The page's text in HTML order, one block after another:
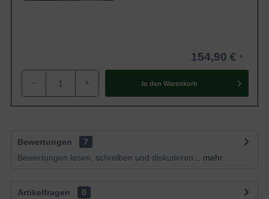
154,90 €
- + In den Warenkorb
Bewertungen
7
Bewertungen lesen, schreiben und diskutieren...
mehr
Artikelfragen
0